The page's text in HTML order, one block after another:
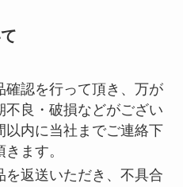
確認を行って頂き、万が
不良・破損などがござい
以内に当社までご連絡下
ます。
を返送いただき、不具合